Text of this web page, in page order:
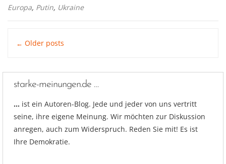
Europa, Putin, Ukraine
Posts
navigation
← Older posts
starke-meinungen.de …
… ist ein Autoren-Blog. Jede und jeder von uns vertritt
seine, ihre eigene Meinung. Wir möchten zur Diskussion
anregen, auch zum Widerspruch. Reden Sie mit! Es ist
Ihre Demokratie.